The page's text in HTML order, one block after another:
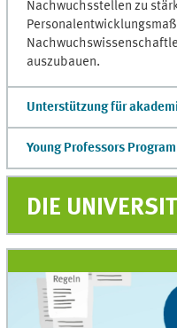
Nachwuchsstellen zu
auszubauen.
Unterstützung für
Young Professors
DIE